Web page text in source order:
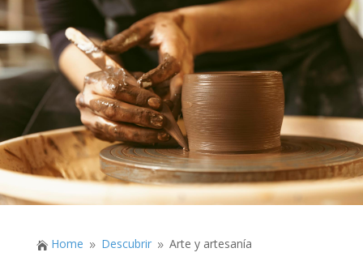
 Home 9 Descubrir 9 Arte y artesanía